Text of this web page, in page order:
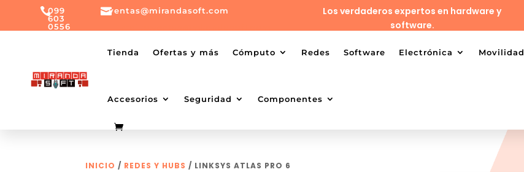
099
603
0556
0556
ventas@mirandasoft.com
mailto:ventas@mirandasoft.com
Los verdaderos expertos en hardware y
software.
Tienda Ofertas y más Cómputo Redes Software Electrónica Movilidad
Accesorios Seguridad Componentes
INICIO / REDES Y HUBS / LINKSYS ATLAS PRO 6